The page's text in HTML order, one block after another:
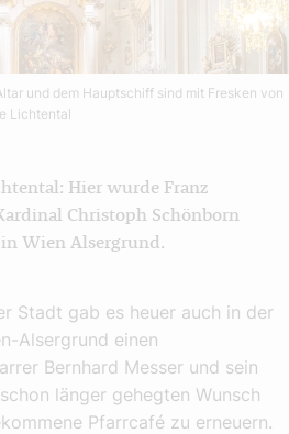
und dem Hauptschiff sind mit Fresken von
Lichtental
Hier wurde Franz
Christoph Schönborn
in Wien Alsergrund.
Stadt gab es heuer auch in der
Alsergrund einen
Bernhard Messer und sein
länger gehegten Wunsch
Pfarrcafé zu erneuern.